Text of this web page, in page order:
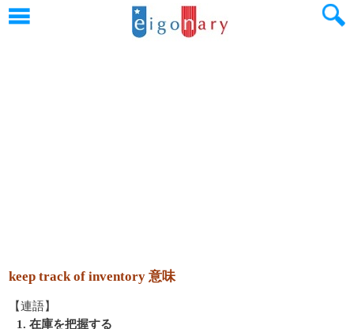
keep track of inventory 意味
【連語】
1. 在庫を把握する